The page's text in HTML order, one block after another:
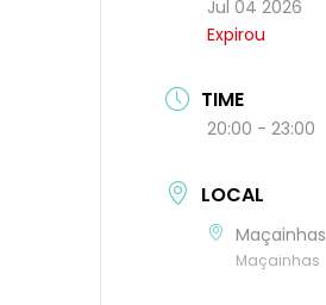
Jul 04 2026
Expirou
TIME
20:00 - 23:00
LOCAL
Maçainhas
Maçainhas